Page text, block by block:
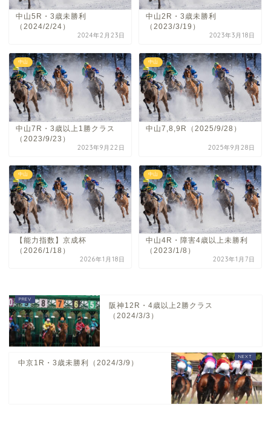
中山5R・3歳未勝利
（2024/2/24）
2024年2月23日
中山2R・3歳未勝利
（2023/3/19）
2023年3月18日
中山
中山7R・3歳以上1勝クラス
（2023/9/23）
2023年9月22日
中山
中山7,8,9R（2025/9/28）
2025年9月28日
中山
【能力指数】京成杯
（2026/1/18）
2026年1月18日
中山
中山4R・障害4歳以上未勝利
（2023/1/8）
2023年1月7日
阪神12R・4歳以上2勝クラス
（2024/3/3）
中京1R・3歳未勝利（2024/3/9）